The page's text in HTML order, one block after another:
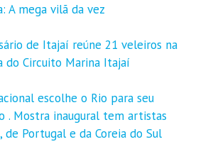
A mega vilã da vez
de Itajaí reúne 21 veleiros na
do Circuito Marina Itajaí
escolhe o Rio para seu
. Mostra inaugural tem artistas
de Portugal e da Coreia do Sul